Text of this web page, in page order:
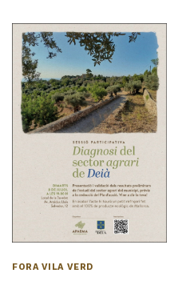
FORA VILA VERD